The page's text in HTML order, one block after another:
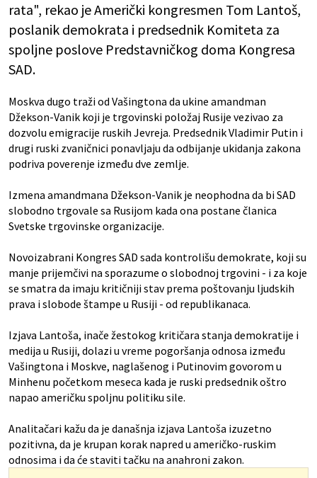
rata", rekao je Američki kongresmen Tom Lantoš,
poslanik demokrata i predsednik Komiteta za
spoljne poslove Predstavničkog doma Kongresa
SAD.
Moskva dugo traži od Vašingtona da ukine amandman
Džekson-Vanik koji je trgovinski položaj Rusije vezivao za
dozvolu emigracije ruskih Jevreja. Predsednik Vladimir Putin i
drugi ruski zvaničnici ponavljaju da odbijanje ukidanja zakona
podriva poverenje između dve zemlje.
Izmena amandmana Džekson-Vanik je neophodna da bi SAD
slobodno trgovale sa Rusijom kada ona postane članica
Svetske trgovinske organizacije.
Novoizabrani Kongres SAD sada kontrolišu demokrate, koji su
manje prijemčivi na sporazume o slobodnoj trgovini - i za koje
se smatra da imaju kritičniji stav prema poštovanju ljudskih
prava i slobode štampe u Rusiji - od republikanaca.
Izjava Lantoša, inače žestokog kritičara stanja demokratije i
medija u Rusiji, dolazi u vreme pogoršanja odnosa između
Vašingtona i Moskve, naglašenog i Putinovim govorom u
Minhenu početkom meseca kada je ruski predsednik oštro
napao američku spoljnu politiku sile.
Analitačari kažu da je današnja izjava Lantoša izuzetno
pozitivna, da je krupan korak napred u američko-ruskim
odnosima i da će staviti tačku na anahroni zakon.